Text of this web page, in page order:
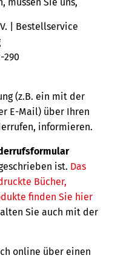
| Bestellservice
290
(z.B. ein mit der
E-Mail) über Ihren
informieren.
ist. Das
Bücher,
finden Sie hier
Sie auch mit der
online über einen